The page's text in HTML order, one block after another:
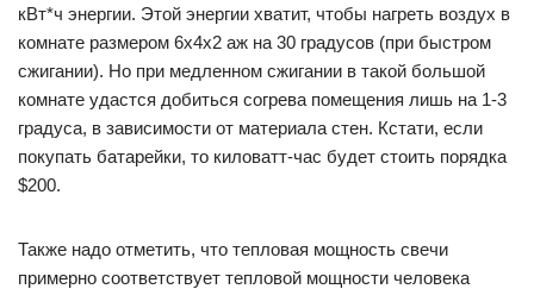
кВт*ч энергии. Этой энергии хватит, чтобы нагреть воздух в
комнате размером 6х4х2 аж на 30 градусов (при быстром
сжигании). Но при медленном сжигании в такой большой
комнате удастся добиться согрева помещения лишь на 1-3
градуса, в зависимости от материала стен. Кстати, если
покупать батарейки, то киловатт-час будет стоить порядка
$200.
Также надо отметить, что тепловая мощность свечи
примерно соответствует тепловой мощности человека